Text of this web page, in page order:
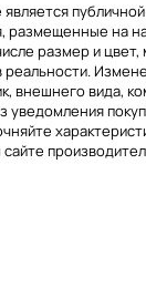
размещенные на
размер и цвет,
реальности.
внешнего вида,
уведомления